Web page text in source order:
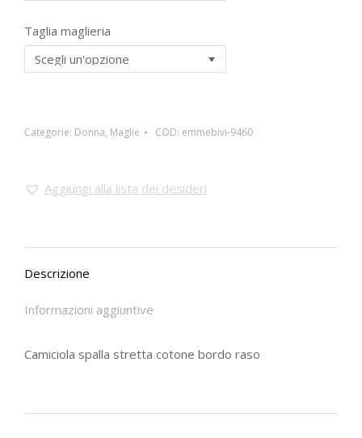
Taglia maglieria
Categorie: Donna, Maglie COD: emmebivi-9460
Aggiungi alla lista dei desideri
Descrizione
Informazioni aggiuntive
Camiciola spalla stretta cotone bordo raso